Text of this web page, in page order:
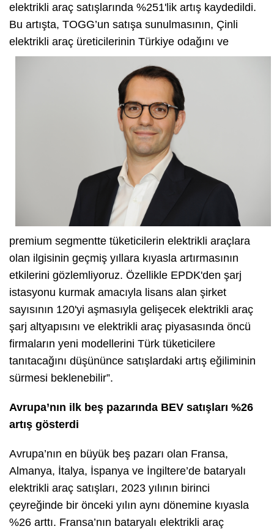
elektrikli araç satışlarında %251'lik artış kaydedildi.
Bu artışta, TOGG’un satışa sunulmasının, Çinli
elektrikli araç üreticilerinin Türkiye odağını ve
premium segmentte tüketicilerin elektrikli araçlara
olan ilgisinin geçmiş yıllara kıyasla artırmasının
etkilerini gözlemliyoruz. Özellikle EPDK'den şarj
istasyonu kurmak amacıyla lisans alan şirket
sayısının 120'yi aşmasıyla gelişecek elektrikli araç
şarj altyapısını ve elektrikli araç piyasasında öncü
firmaların yeni modellerini Türk tüketicilere
tanıtacağını düşününce satışlardaki artış eğiliminin
sürmesi beklenebilir”.
Avrupa’nın ilk beş pazarında BEV satışları %26
artış gösterdi
Avrupa’nın en büyük beş pazarı olan Fransa,
Almanya, İtalya, İspanya ve İngiltere’de bataryalı
elektrikli araç satışları, 2023 yılının birinci
çeyreğinde bir önceki yılın aynı dönemine kıyasla
%26 arttı. Fransa’nın bataryalı elektrikli araç